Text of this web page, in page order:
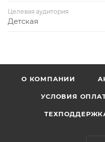
Целевая аудитория
Детская
О КОМПАНИИ
УСЛОВИЯ